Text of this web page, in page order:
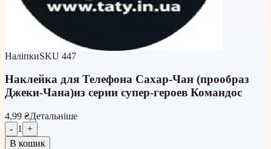
НаліпкиSKU 447
Наклейка для Телефона Сахар-Чан (прообраз
Джеки-Чана)из серии супер-героев Командос
4,99 ₴Детальніше
- 1
+
В кошик